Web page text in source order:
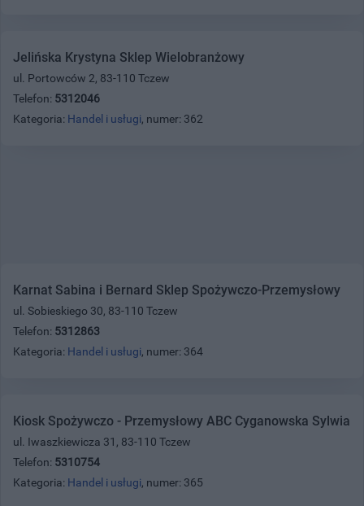
Jelińska Krystyna Sklep Wielobranżowy
ul. Portowców 2, 83-110 Tczew
Telefon: 5312046
Kategoria: Handel i usługi, numer: 362
Karnat Sabina i Bernard Sklep Spożywczo-Przemysłowy
ul. Sobieskiego 30, 83-110 Tczew
Telefon: 5312863
Kategoria: Handel i usługi, numer: 364
Kiosk Spożywczo - Przemysłowy ABC Cyganowska Sylwia
ul. Iwaszkiewicza 31, 83-110 Tczew
Telefon: 5310754
Kategoria: Handel i usługi, numer: 365